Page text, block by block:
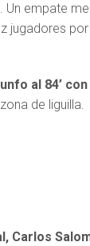
. Un empate
jugadores
al 84’
de liguilla.
Carlos